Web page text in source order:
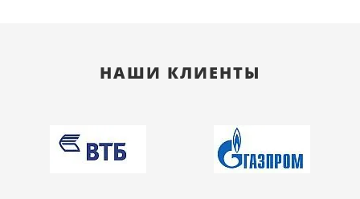
НАШИ КЛИЕНТЫ